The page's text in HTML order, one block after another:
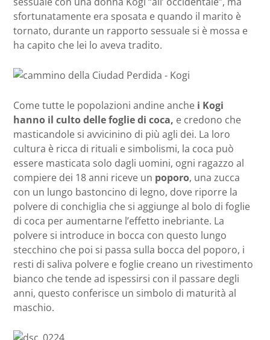
sfortunatamente era sposata e quando il marito è
tornato, durante un rapporto sessuale si è mossa e
ha capito che lei lo aveva tradito.
Come tutte le popolazioni andine anche i Kogi
hanno il culto delle foglie di coca, e credono che
masticandole si avvicinino di più agli dei. La loro
cultura è ricca di rituali e simbolismi, la coca può
essere masticata solo dagli uomini, ogni ragazzo al
compiere dei 18 anni riceve un poporo, una zucca
con un lungo bastoncino di legno, dove riporre la
polvere di conchiglia che si aggiunge al bolo di foglie
di coca per aumentarne l’effetto inebriante. La
polvere si introduce in bocca con questo lungo
stecchino che poi si passa sulla bocca del poporo, i
resti di saliva polvere e foglie creano un rivestimento
bianco che tende ad ispessirsi con il passare degli
anni, questo conferisce un simbolo di maturità al
maschio.